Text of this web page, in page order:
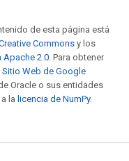
de esta página está
Commons y los
Apache 2.0. Para obtener
Web de Google
Oracle o sus entidades
la licencia de NumPy.